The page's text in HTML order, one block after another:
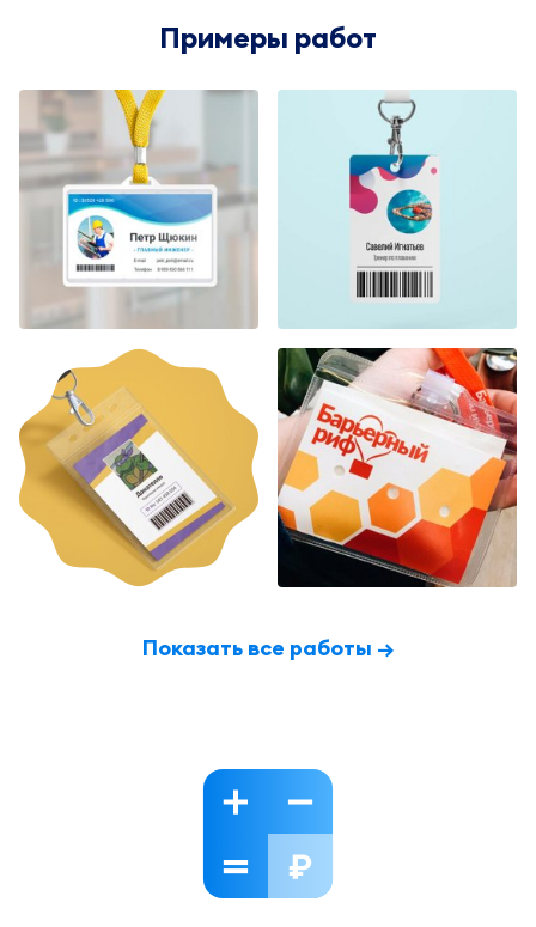
Примеры работ
Показать все работы →